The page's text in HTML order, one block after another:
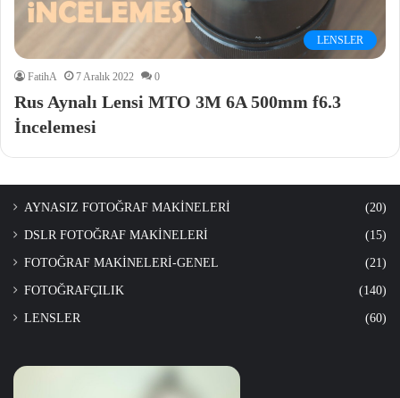
LENSLER
FatihA 7 Aralık 2022 0
Rus Aynalı Lensi MTO 3M 6A 500mm f6.3
İncelemesi
AYNASIZ FOTOĞRAF MAKİNELERİ (20)
DSLR FOTOĞRAF MAKİNELERİ (15)
FOTOĞRAF MAKİNELERİ-GENEL (21)
FOTOĞRAFÇILIK (140)
LENSLER (60)